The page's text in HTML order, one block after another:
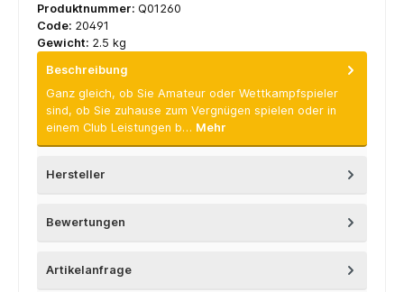
Produktnummer: Q01260
Code: 20491
Gewicht: 2.5 kg
Beschreibung
Ganz gleich, ob Sie Amateur oder Wettkampfspieler
sind, ob Sie zuhause zum Vergnügen spielen oder in
einem Club Leistungen b… Mehr
Hersteller
Bewertungen
Artikelanfrage